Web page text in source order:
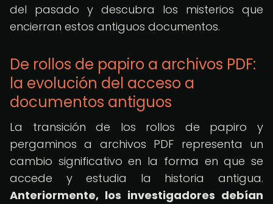
del pasado y descubra los misterios que
encierran estos antiguos documentos.
De rollos de papiro a archivos PDF:
la evolución del acceso a
documentos antiguos
La transición de los rollos de papiro y
pergaminos a archivos PDF representa un
cambio significativo en la forma en que se
accede y estudia la historia antigua.
Anteriormente, los investigadores debían